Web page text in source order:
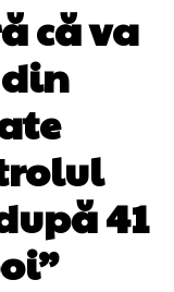
că va
41